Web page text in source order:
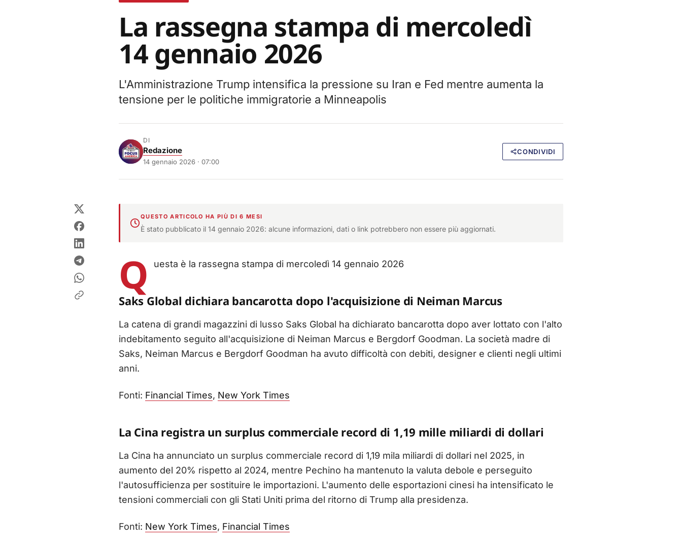
La rassegna stampa di mercoledì
14 gennaio 2026
L'Amministrazione Trump intensifica la pressione su Iran e Fed mentre aumenta la
tensione per le politiche immigratorie a Minneapolis
DI
Redazione
14 gennaio 2026 · 07:00
CONDIVIDI
QUESTO ARTICOLO HA PIÙ DI 6 MESI
È stato pubblicato il 14 gennaio 2026: alcune informazioni, dati o link potrebbero non essere più aggiornati.
Q uesta è la rassegna stampa di mercoledì 14 gennaio 2026
Saks Global dichiara bancarotta dopo l'acquisizione di Neiman Marcus
La catena di grandi magazzini di lusso Saks Global ha dichiarato bancarotta dopo aver lottato con l'alto
indebitamento seguito all'acquisizione di Neiman Marcus e Bergdorf Goodman. La società madre di
Saks, Neiman Marcus e Bergdorf Goodman ha avuto difficoltà con debiti, designer e clienti negli ultimi
anni.
Fonti: Financial Times, New York Times
La Cina registra un surplus commerciale record di 1,19 mille miliardi di dollari
La Cina ha annunciato un surplus commerciale record di 1,19 mila miliardi di dollari nel 2025, in
aumento del 20% rispetto al 2024, mentre Pechino ha mantenuto la valuta debole e perseguito
l'autosufficienza per sostituire le importazioni. L'aumento delle esportazioni cinesi ha intensificato le
tensioni commerciali con gli Stati Uniti prima del ritorno di Trump alla presidenza.
Fonti: New York Times, Financial Times